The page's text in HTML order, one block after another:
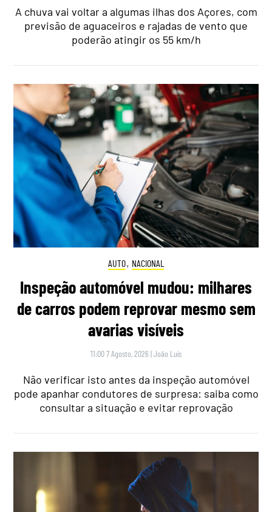
A chuva vai voltar a algumas ilhas dos Açores, com
previsão de aguaceiros e rajadas de vento que
poderão atingir os 55 km/h
AUTO, NACIONAL
Inspeção automóvel mudou: milhares
de carros podem reprovar mesmo sem
avarias visíveis
11:00 7 Agosto, 2026 |João Luís
Não verificar isto antes da inspeção automóvel
pode apanhar condutores de surpresa: saiba como
consultar a situação e evitar reprovação